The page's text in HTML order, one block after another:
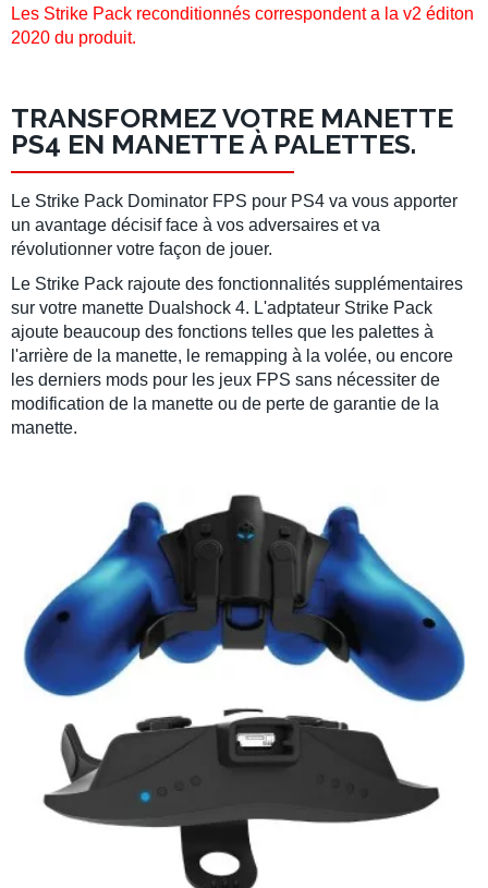
Les Strike Pack reconditionnés correspondent a la v2 éditon
2020 du produit.
TRANSFORMEZ VOTRE MANETTE
PS4 EN MANETTE À PALETTES.
Le Strike Pack Dominator FPS pour PS4 va vous apporter
un avantage décisif face à vos adversaires et va
révolutionner votre façon de jouer.
Le Strike Pack rajoute des fonctionnalités supplémentaires
sur votre manette Dualshock 4. L'adptateur Strike Pack
ajoute beaucoup des fonctions telles que les palettes à
l'arrière de la manette, le remapping à la volée, ou encore
les derniers mods pour les jeux FPS sans nécessiter de
modification de la manette ou de perte de garantie de la
manette.